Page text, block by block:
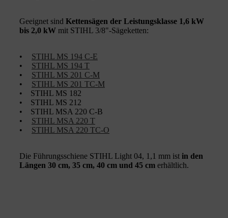
Geeignet sind Kettensägen der Leistungsklasse 1,6 kW
bis 2,0 kW mit STIHL 3/8"-Sägeketten:
•
STIHL MS 194 C-E
•
STIHL MS 194 T
•
STIHL MS 201 C-M
•
STIHL MS 201 TC-M
• STIHL MS 182
• STIHL MS 212
• STIHL MSA 220 C-B
•
STIHL MSA 220 T
•
STIHL MSA 220 TC-O
Die Führungsschiene STIHL Light 04, 1,1 mm ist in den
Längen 30 cm, 35 cm, 40 cm und 45 cm erhältlich.